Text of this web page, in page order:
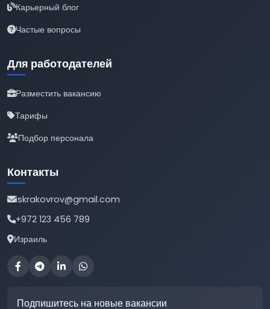
Карьерный блог
Частые вопросы
Для работодателей
Разместить вакансию
Тарифы
Подбор персонала
Контакты
iskrakovrov@gmail.com
+972 123 456 789
Израиль
Подпишитесь на новые вакансии